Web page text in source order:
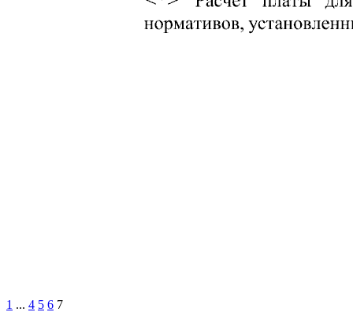
1 ... 4 5 6 7